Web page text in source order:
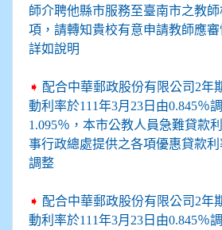
師介聘他縣市服務至臺南市之教
項，請轉知貴校有意申請教師應審
詳如說明
➧ 配合中華郵政股份有限公司2年
動利率於111年3月23日由0.845％
1.095％，本市公教人員急難貸款
事行政總處提供之各項優惠貸款利
調整
➧ 配合中華郵政股份有限公司2年
動利率於111年3月23日由0.845％